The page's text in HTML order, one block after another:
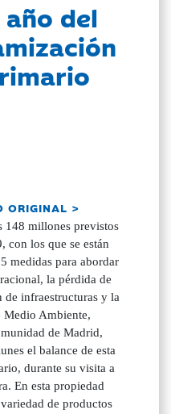
del
ORIGINAL >
148 millones previstos
con los que se están
medidas para abordar
la pérdida de
infraestructuras y la
Medio Ambiente,
de Madrid,
el balance de esta
durante su visita a
En esta propiedad
de productos